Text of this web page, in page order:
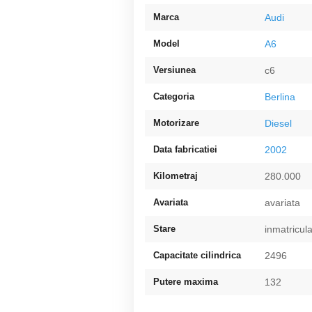
Marca Audi
Model A6
Versiunea c6
Categoria Berlina
Motorizare Diesel
Data fabricatiei 2002
Kilometraj 280.000
Avariata avariata
Stare
Capacitate cilindrica 2496
Putere maxima 132